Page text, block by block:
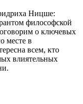
Ницше:
философской
о ключевых
месте в
всем, кто
влиятельных